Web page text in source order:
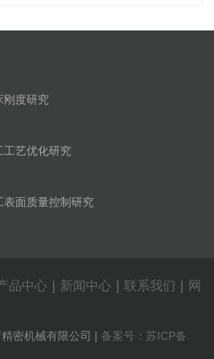
刚度研究
工艺优化研究
面质量控制研究
品中心 新闻中心 联系我们
网
密机械有限公司 | 备案号：苏ICP备